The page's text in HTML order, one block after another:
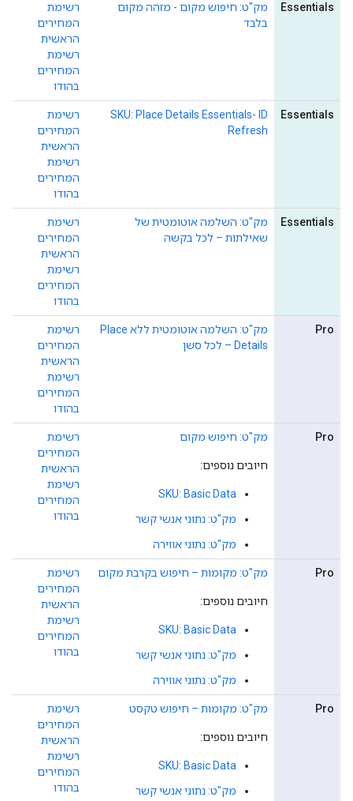
Essentials
מק"ט: חיפוש מקום - מזהה מקום
בלבד
רשימת
המחירים
הראשית
רשימת
המחירים
בהודו
Essentials
SKU: Place Details Essentials- ID
Refresh
רשימת
המחירים
הראשית
רשימת
המחירים
בהודו
Essentials
מק"ט: השלמה אוטומטית של
שאילתות – לכל בקשה
רשימת
המחירים
הראשית
רשימת
המחירים
בהודו
Pro
מק"ט: השלמה אוטומטית ללא Place
Details – לכל סשן
רשימת
המחירים
הראשית
רשימת
המחירים
בהודו
Pro מק"ט: חיפוש מקום
חיובים נוספים:
SKU: Basic Data
מק"ט: נתוני אנשי קשר
מק"ט: נתוני אווירה
רשימת
המחירים
הראשית
רשימת
המחירים
בהודו
Pro מק"ט: מקומות – חיפוש בקרבת מקום
חיובים נוספים:
SKU: Basic Data
מק"ט: נתוני אנשי קשר
מק"ט: נתוני אווירה
רשימת
המחירים
הראשית
רשימת
המחירים
בהודו
Pro מק"ט: מקומות – חיפוש טקסט
חיובים נוספים:
SKU: Basic Data
מק"ט: נתוני אנשי קשר
רשימת
המחירים
הראשית
רשימת
המחירים
בהודו